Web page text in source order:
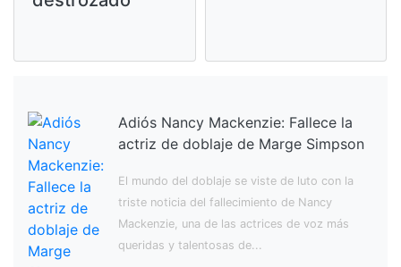
Adiós Nancy Mackenzie: Fallece la
actriz de doblaje de Marge Simpson
El mundo del doblaje se viste de luto con la
triste noticia del fallecimiento de Nancy
Mackenzie, una de las actrices de voz más
queridas y talentosas de...